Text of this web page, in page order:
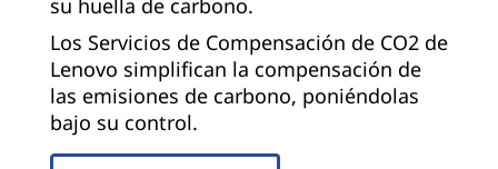
su huella de carbono.
Los Servicios de Compensación de CO2 de
Lenovo simplifican la compensación de
las emisiones de carbono, poniéndolas
bajo su control.